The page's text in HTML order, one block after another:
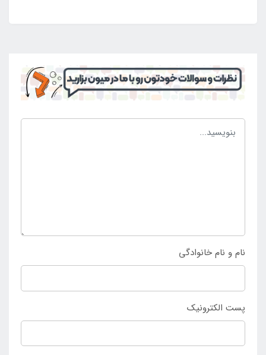
راحتی در هر فضایی قابل استفاده است. این مواد داخلی با
نشستن شما بر روی مبل شنی، به راحتی جابه جا شده و به
انحنای ستون فقرات و گودی کمر را پوشش داده و می
نام و نام خانوادگی
پست الکترونیک